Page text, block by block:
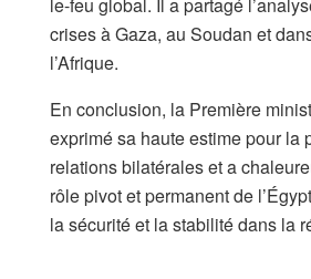
crises à Gaza, au Soudan et
l’Afrique.
En conclusion, la Première
exprimé sa haute estime pour la
relations bilatérales et a
rôle pivot et permanent de
la sécurité et la stabilité dans la